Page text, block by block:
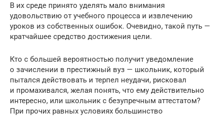
В их среде принято уделять мало внимания
удовольствию от учебного процесса и извлечению
уроков из собственных ошибок. Очевидно, такой путь —
кратчайшее средство достижения цели.
Кто с большей вероятностью получит уведомление
о зачислении в престижный вуз — школьник, который
пытался действовать и терпел неудачи, рисковал
и промахивался, желая понять, чтo ему действительно
интересно, или школьник с безупречным аттестатом?
При прочих равных условиях большинство